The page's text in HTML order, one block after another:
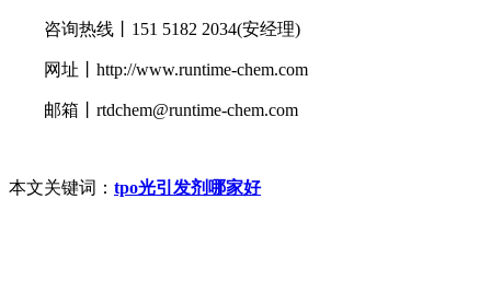
咨询热线丨151 5182 2034(安经理)
网址丨http://www.runtime-chem.com
邮箱丨rtdchem@runtime-chem.com
本文关键词： tpo光引发剂哪家好